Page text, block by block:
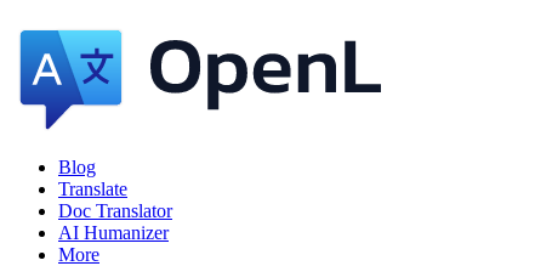
Blog
Translate
Doc Translator
AI Humanizer
More